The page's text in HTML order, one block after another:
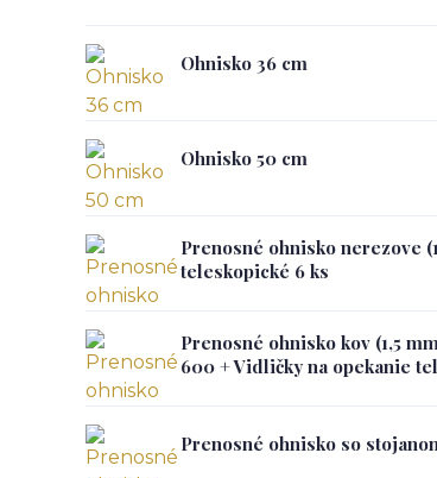
Ohnisko 36 cm
Ohnisko 50 cm
Prenosné ohnisko nerezove
teleskopické 6 ks
Prenosné ohnisko kov (1,5
600 + Vidličky na opekanie
Prenosné ohnisko so